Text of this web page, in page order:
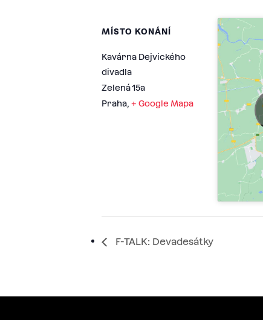
MÍSTO KONÁNÍ
Kavárna Dejvického
divadla
Zelená 15a
Praha, + Google Mapa
F-TALK: Devadesátky